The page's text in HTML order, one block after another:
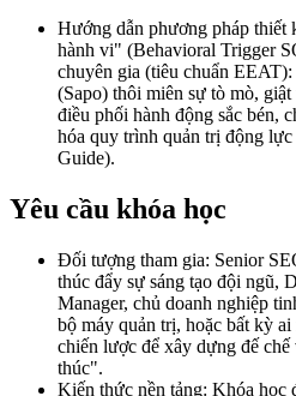
Hướng dẫn phương pháp thiết
hành vi" (Behavioral Trigger
chuyên gia (tiêu chuẩn
(Sapo) thôi miên sự tò mò,
điều phối hành động sắc bén,
hóa quy trình quản trị động
Guide).
Yêu cầu khóa học
Đối tượng tham gia: Senior
thúc đẩy sự sáng tạo đội ngũ,
Manager, chủ doanh nghiệp
bộ máy quản trị, hoặc bất kỳ
chiến lược để xây dựng đế
thúc".
Kiến thức nền tảng: Khóa học